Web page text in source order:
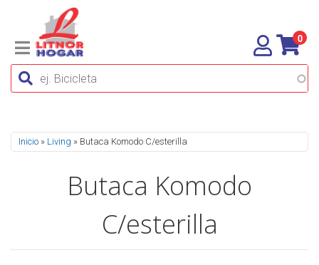
0
Se encuentra usted aquí
Inicio » Living » Butaca Komodo C/esterilla
Butaca Komodo
C/esterilla